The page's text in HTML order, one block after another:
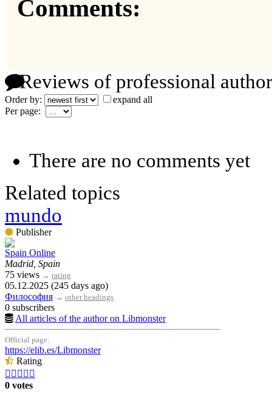
Comments:
Reviews of professional
Order by:
expand all
Per page:
There are no comments yet
Related topics
mundo
Publisher
Spain Online
Madrid, Spain
75 views → rating
05.12.2025 (245 days ago)
Философия → other headings
0 subscribers
All articles of the author on Libmonster
Official page:
https://elib.es/Libmonster
Rating
    
0 votes